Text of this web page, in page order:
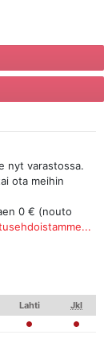
nyt varastossa.
ota meihin
0 € (nouto
Lahti Jkl